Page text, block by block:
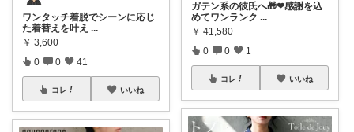
ワンタッチ着脱でシーンに応じ
た着替えを叶え ...
￥ 3,600
0 0 41
コレ いいね
ガテン系の彼氏へ🎁❤感謝を込
めてワンランク ...
￥ 41,580
0 0 1
コレ いいね